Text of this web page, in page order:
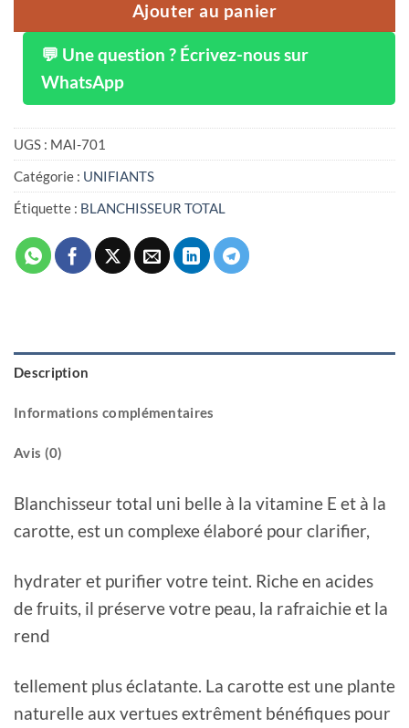
Ajouter au panier
💬 Une question ? Écrivez-nous sur
WhatsApp
UGS : MAI-701
Catégorie : UNIFIANTS
Étiquette : BLANCHISSEUR TOTAL
Description
Informations complémentaires
Avis (0)
Blanchisseur total uni belle à la vitamine E et à la
carotte, est un complexe élaboré pour clarifier,
hydrater et purifier votre teint. Riche en acides
de fruits, il préserve votre peau, la rafraichie et la
rend
tellement plus éclatante. La carotte est une plante
naturelle aux vertues extrêment bénéfiques pour